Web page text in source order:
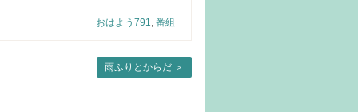
おはよう791 番組
雨ふりとからだ ＞